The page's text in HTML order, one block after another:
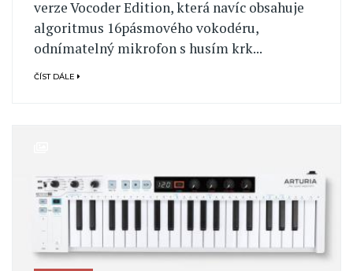
verze Vocoder Edition, která navíc obsahuje
algoritmus 16pásmového vokodéru,
odnímatelný mikrofon s husím krk...
ČÍST DÁLE